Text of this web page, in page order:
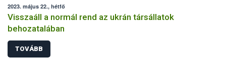
2023. május 22., hétfő
Visszaáll a normál rend az ukrán társállatok
behozatalában
TOVÁBB